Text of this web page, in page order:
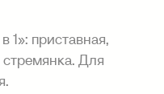
1»: приставная,
Для